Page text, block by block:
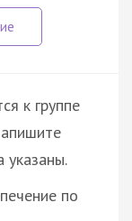
к группе
указаны.
по